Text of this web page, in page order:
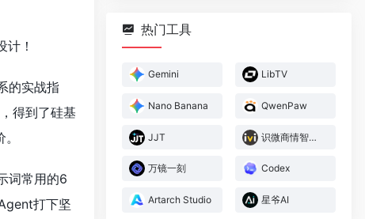
！
的实战指
得到了硅基
词常用的6
打下坚
热门工具
Gemini LibTV
Nano Banana QwenPaw
JJT 识微商情智能体
万镜一刻 Codex
Artarch Studio 星爷AI